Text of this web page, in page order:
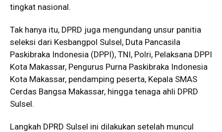
tingkat nasional.
Tak hanya itu, DPRD juga mengundang unsur panitia
seleksi dari Kesbangpol Sulsel, Duta Pancasila
Paskibraka Indonesia (DPPI), TNI, Polri, Pelaksana DPPI
Kota Makassar, Pengurus Purna Paskibraka Indonesia
Kota Makassar, pendamping peserta, Kepala SMAS
Cerdas Bangsa Makassar, hingga tenaga ahli DPRD
Sulsel.
Langkah DPRD Sulsel ini dilakukan setelah muncul